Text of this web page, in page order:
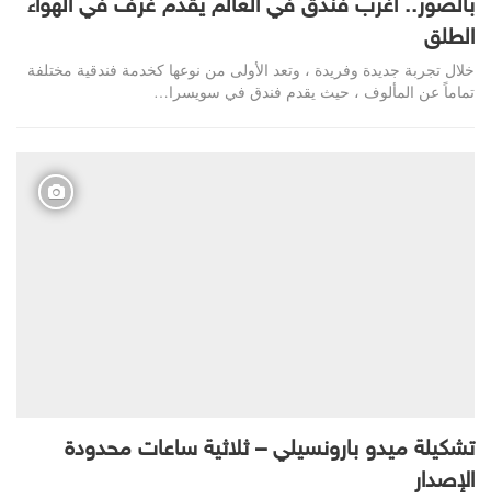
بالصور.. أغرب فندق في العالم يقدم غرف في الهواء
الطلق
خلال تجربة جديدة وفريدة ، وتعد الأولى من نوعها كخدمة فندقية مختلفة
تماماً عن المألوف ، حيث يقدم فندق في سويسرا…
تشكيلة ميدو بارونسيلي – ثلاثية ساعات محدودة
الإصدار